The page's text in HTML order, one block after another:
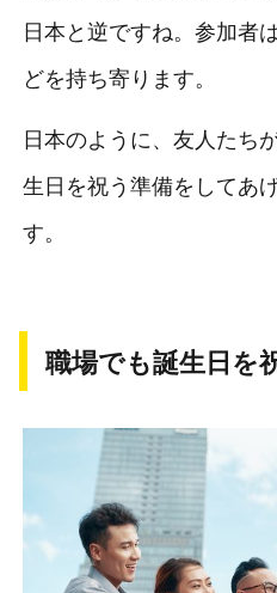
日本と逆ですね。参加者
どを持ち寄ります。
日本のように、友人たち
生日を祝う準備をしてあ
す。
職場でも誕生日を